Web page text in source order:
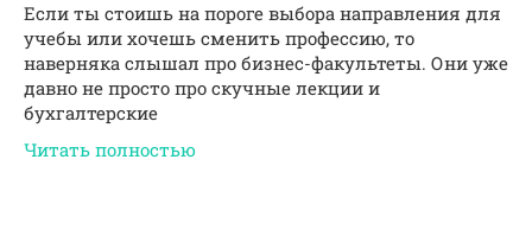
Если ты стоишь на пороге выбора направления для
учебы или хочешь сменить профессию, то
наверняка слышал про бизнес-факультеты. Они уже
давно не просто про скучные лекции и
бухгалтерские
Читать полностью